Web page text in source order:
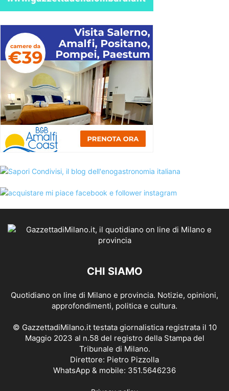
CHI SIAMO
Quotidiano on line di Milano e provincia. Notizie, opinioni,
approfondimenti, politica e cultura.
© GazzettadiMilano.it testata giornalistica registrata il 10
Maggio 2023 al n.58 del registro della Stampa del
Tribunale di Milano.
Direttore: Pietro Pizzolla
WhatsApp & mobile: 351.5646236